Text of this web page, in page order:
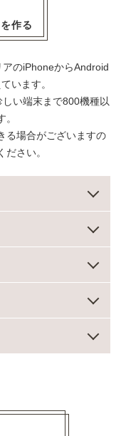
作る
のiPhoneからAndroid
います。
い端末まで800機種以
る場合がございますの
さい。